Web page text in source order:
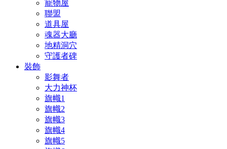
寵物屋
聯盟
道具屋
魂器大廳
地精洞穴
守護者碑
裝飾
影舞者
大力神杯
旗幟1
旗幟2
旗幟3
旗幟4
旗幟5